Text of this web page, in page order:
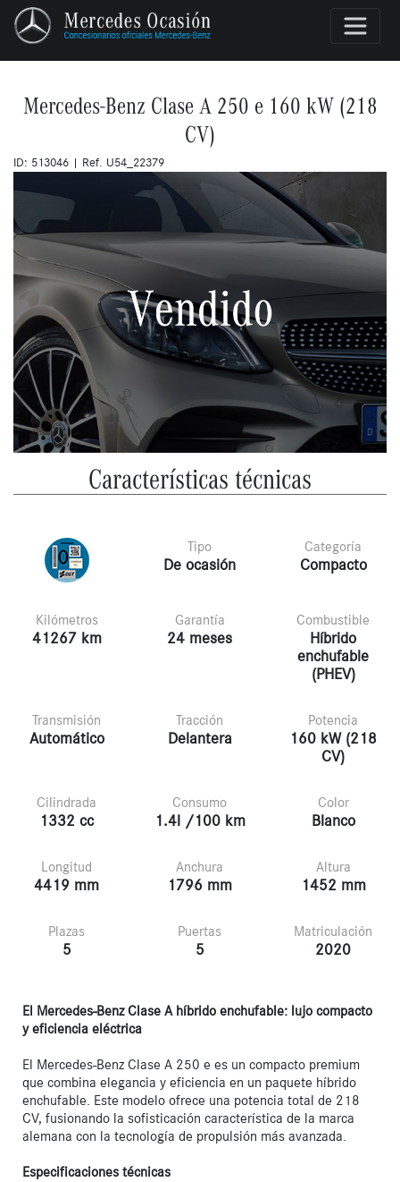
Mercedes-Benz Clase A 250 e 160 kW (218
CV)
ID: 513046 | Ref. U54_22379
Características técnicas
Tipo
De ocasión
Categoría
Compacto
Kilómetros
41267 km
Garantía
24 meses
Combustible
Híbrido
enchufable
(PHEV)
Transmisión
Automático
Tracción
Delantera
Potencia
160 kW (218
CV)
Cilindrada
1332 cc
Consumo
1.4l /100 km
Color
Blanco
Longitud
4419 mm
Anchura
1796 mm
Altura
1452 mm
Plazas
5
Puertas
5
Matriculación
2020
El Mercedes-Benz Clase A híbrido enchufable: lujo compacto
y eficiencia eléctrica
El Mercedes-Benz Clase A 250 e es un compacto premium
que combina elegancia y eficiencia en un paquete híbrido
enchufable. Este modelo ofrece una potencia total de 218
CV, fusionando la sofisticación característica de la marca
alemana con la tecnología de propulsión más avanzada.
Especificaciones técnicas